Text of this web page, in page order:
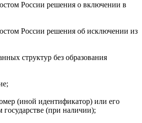
России решения о включении в
России решения об исключении из
структур без образования
(иной идентификатор) или его
государстве (при наличии);